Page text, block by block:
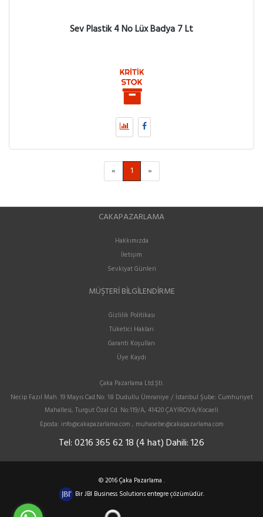
Sev Plastik 4 No Lüx Badya 7 Lt
« 1 »
CAKAPAZARLAMA
Hakkımızda
İletişim
Sevkiyat Günleri
MÜŞTERI BILGILENDIRME
Gizlilik Politikası
Tüketici Hakları
Garanti Koşulları
Üye Kaydı
Çaka Pazarlama Ltd.Şti.
Necip Fazıl Mah. 19 Mayıs Cad.No: 18 Dudullu Ümraniye / İstanbul Şube: Cumhuriyet
Mahallesi, Turgut Özal Cd. No:119/A, 41420 ÇAYIROVA/Kocaeli
Eposta: info@cakapazarlama.com , muhasebe@cakapazarlama.com
Tel:0216 365 62 18 (4 hat) Dahili: 126
© 2016 Çaka Pazarlama .
BirJBI Business Solutionsentegre çözümüdür.